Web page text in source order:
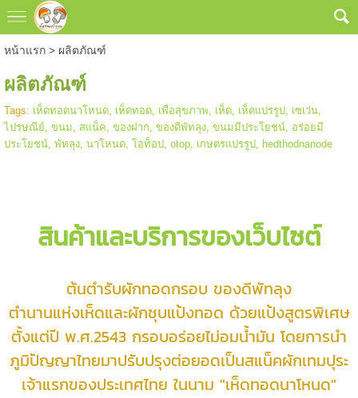
หน้าแรก> ผลิตภัณฑ์
ผลิตภัณฑ์
Tags: เห็ดทอดนาโหนด, เห็ดทอด, เพื่อสุขภาพ, เห็ด, เห็ดแปรรูป, เซเว่น,
ไปรษณีย์, ขนม, สแน็ค, ของฝาก, ของดีพัทลุง, ขนมมีประโยชน์, อร่อยมี
ประโยชน์, พัทลุง, นาโหนด, โอท็อป, otop, เกษตรแปรรูป, hedthodnanode
สินค้าและบริการของเว็บไซต์
ต้นตำรับผักทอดกรอบ ของดีพัทลุง
ตำนานแห่งเห็ดและผักชุบแป้งทอด ด้วยแป้งสูตรพิเศษ
ตั้งแต่ปี พ.ศ.2543 กรอบอร่อยไม่อมน้ำมัน โดยการนำ
ภูมิปัญญาไทยมาปรับปรุงต่อยอดเป็นสแน็คผักเทมปุระ
เจ้าแรกของประเทศไทย ในนาม "เห็ดทอดนาโหนด"